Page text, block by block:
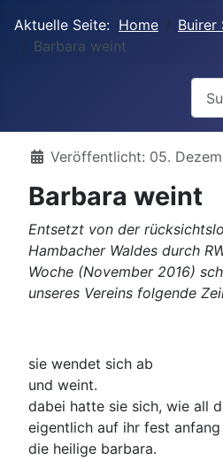
Aktuelle Seite: Home
Buirer
Barbara weint
Details
Veröffentlicht: 05.
Barbara weint
Entsetzt von der
Hambacher Waldes durch
Woche (November 2016)
unseres Vereins folgende
sie wendet sich ab
und weint.
dabei hatte sie sich, wie all
eigentlich auf ihr fest
die heilige barbara.